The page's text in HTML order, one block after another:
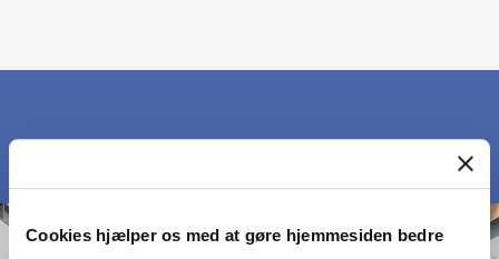
Cookies hjælper os med at gøre hjemmesiden bedre